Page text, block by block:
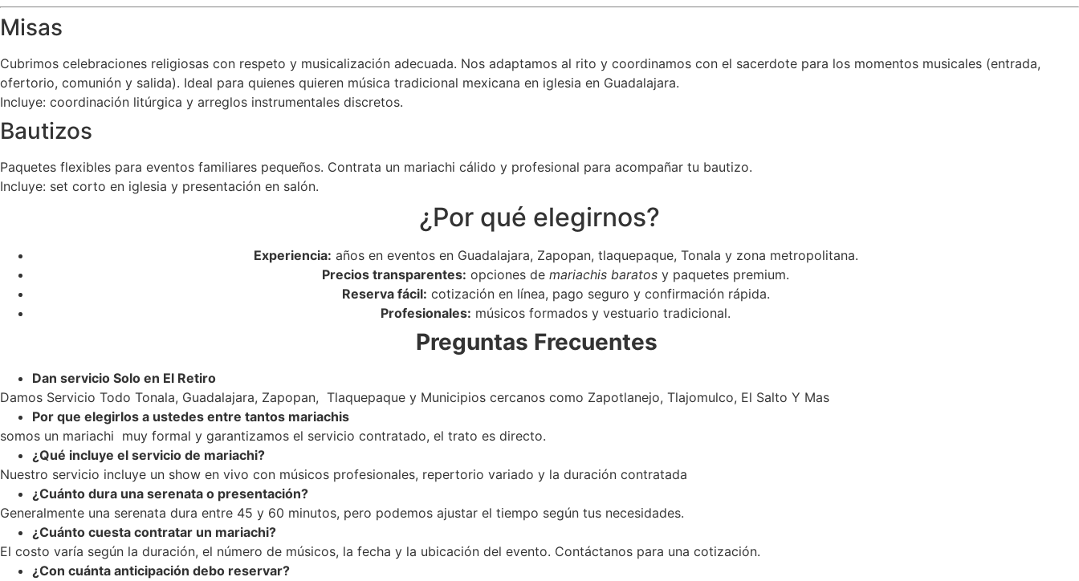
Misas
Cubrimos celebraciones religiosas con respeto y musicalización adecuada. Nos adaptamos al rito y coordinamos con el sacerdote para los momentos musicales (entrada,
ofertorio, comunión y salida). Ideal para quienes quieren música tradicional mexicana en iglesia en Guadalajara.
Incluye: coordinación litúrgica y arreglos instrumentales discretos.
Bautizos
Paquetes flexibles para eventos familiares pequeños. Contrata un mariachi cálido y profesional para acompañar tu bautizo.
Incluye: set corto en iglesia y presentación en salón.
¿Por qué elegirnos?
Experiencia: años en eventos en Guadalajara, Zapopan, tlaquepaque, Tonala y zona metropolitana.
Precios transparentes: opciones de mariachis baratos y paquetes premium.
Reserva fácil: cotización en línea, pago seguro y confirmación rápida.
Profesionales: músicos formados y vestuario tradicional.
Preguntas Frecuentes
Dan servicio Solo en El Retiro
Damos Servicio Todo Tonala, Guadalajara, Zapopan, Tlaquepaque y Municipios cercanos como Zapotlanejo, Tlajomulco, El Salto Y Mas
Por que elegirlos a ustedes entre tantos mariachis
somos un mariachi muy formal y garantizamos el servicio contratado, el trato es directo.
¿Qué incluye el servicio de mariachi?
Nuestro servicio incluye un show en vivo con músicos profesionales, repertorio variado y la duración contratada
¿Cuánto dura una serenata o presentación?
Generalmente una serenata dura entre 45 y 60 minutos, pero podemos ajustar el tiempo según tus necesidades.
¿Cuánto cuesta contratar un mariachi?
El costo varía según la duración, el número de músicos, la fecha y la ubicación del evento. Contáctanos para una cotización.
¿Con cuánta anticipación debo reservar?